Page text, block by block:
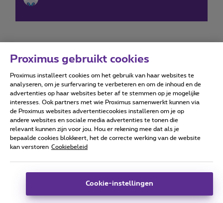
Forumvoorwaarden Accessibility statement
Alle rechten voorbehouden. © Proximus
Algemene voorwaarden, consumenteninfo
Deze website is gecreëerd en wordt beheerd conform het
Koning Albert II-laan 27 - B-1030 Brussel.
Proximus gebruikt cookies
Proximus installeert cookies om het gebruik van haar websites te
analyseren, om je surfervaring te verbeteren en om de inhoud en de
advertenties op haar websites beter af te stemmen op je mogelijke
interesses. Ook partners met wie Proximus samenwerkt kunnen via
de Proximus websites advertentiecookies installeren om je op
andere websites en sociale media advertenties te tonen die
relevant kunnen zijn voor jou. Hou er rekening mee dat als je
bepaalde cookies blokkeert, het de correcte werking van de website
kan verstoren Cookiebeleid
Cookie-instellingen